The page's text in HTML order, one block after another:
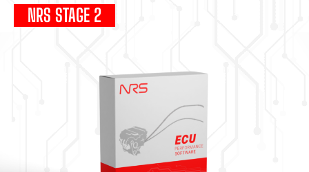
NRS STAGE 2